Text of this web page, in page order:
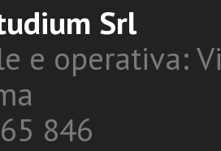
Srl
e operativa:
846